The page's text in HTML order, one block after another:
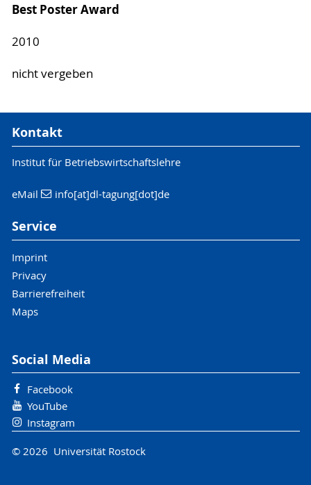
Best Poster Award
2010
nicht vergeben
Kontakt
Institut für Betriebswirtschaftslehre
eMail info[at]dl-tagung[dot]de
Service
Imprint
Privacy
Barrierefreiheit
Maps
Social Media
Facebook
YouTube
Instagram
© 2026 Universität Rostock